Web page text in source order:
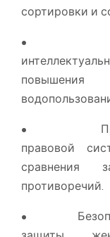
сортировки и
•
повышения
•
правовой
сравнения
противоречий.
•